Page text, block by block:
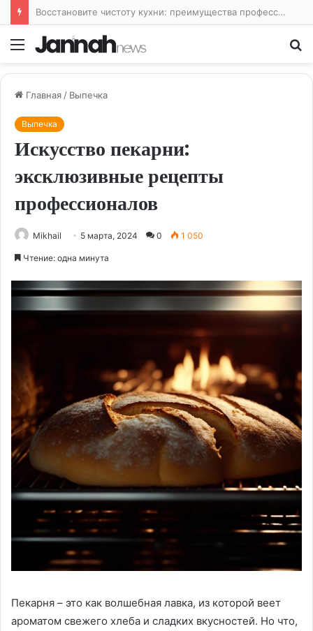
Восстановите чистоту кухни: преимущества профессиональной уборки
Меню
Главная / Выпечка
Выпечка
Искусство пекарни:
эксклюзивные рецепты
профессионалов
Mikhail 5 марта, 2024 0 1 050
Чтение: одна минута
Пекарня – это как волшебная лавка, из которой веет
ароматом свежего хлеба и сладких вкусностей. Но что,